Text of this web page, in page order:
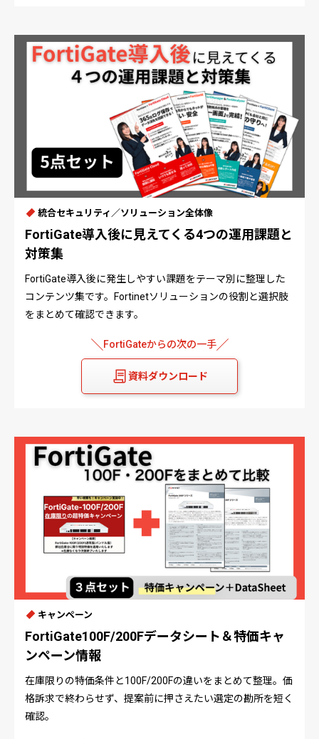
統合セキュリティ／ソリューション全体像
FortiGate導入後に見えてくる4つの運用課題と
対策集
FortiGate導入後に発生しやすい課題をテーマ別に整理した
コンテンツ集です。Fortinetソリューションの役割と選択肢
をまとめて確認できます。
FortiGateからの次の一手
資料ダウンロード
キャンペーン
FortiGate100F/200Fデータシート＆特価キャ
ンペーン情報
在庫限りの特価条件と100F/200Fの違いをまとめて整理。価
格訴求で終わらせず、提案前に押さえたい選定の勘所を短く
確認。